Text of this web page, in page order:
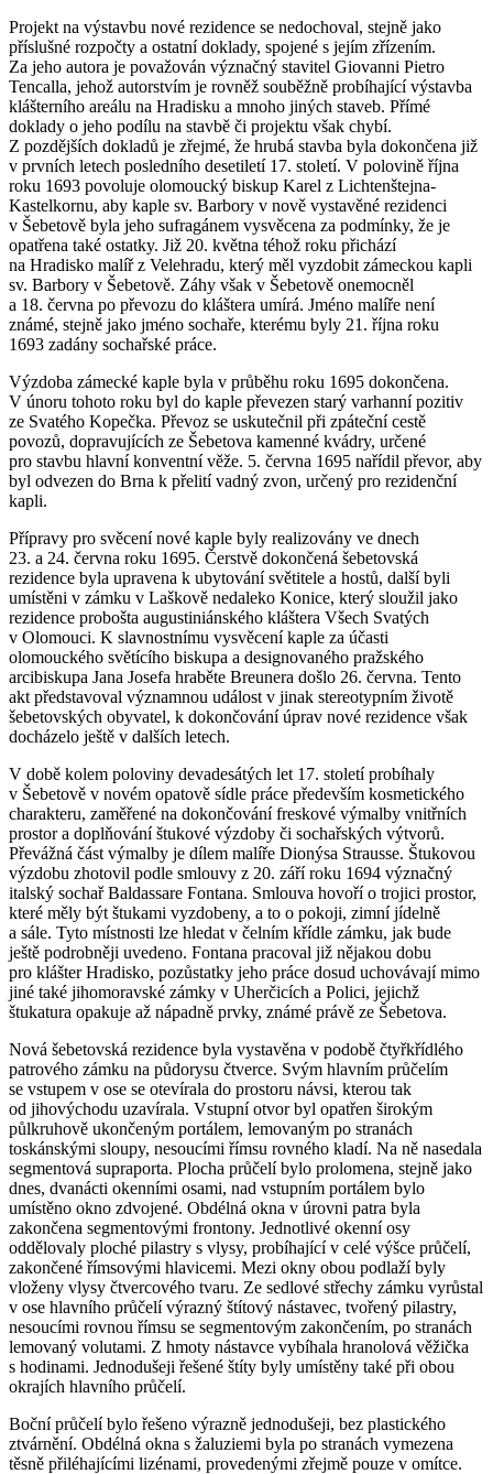
Projekt na výstavbu nové rezidence se nedochoval, stejně jako
příslušné rozpočty a ostatní doklady, spojené s jejím zřízením.
Za jeho autora je považován význačný stavitel Giovanni Pietro
Tencalla, jehož autorstvím je rovněž souběžně probíhající výstavba
klášterního areálu na Hradisku a mnoho jiných staveb. Přímé
doklady o jeho podílu na stavbě či projektu však chybí.
Z pozdějších dokladů je zřejmé, že hrubá stavba byla dokončena již
v prvních letech posledního desetiletí 17. století. V polovině října
roku 1693 povoluje olomoucký biskup Karel z Lichtenštejna-
Kastelkornu, aby kaple sv. Barbory v nově vystavěné rezidenci
v Šebetově byla jeho sufragánem vysvěcena za podmínky, že je
opatřena také ostatky. Již 20. května téhož roku přichází
na Hradisko malíř z Velehradu, který měl vyzdobit zámeckou kapli
sv. Barbory v Šebetově. Záhy však v Šebetově onemocněl
a 18. června po převozu do kláštera umírá. Jméno malíře není
známé, stejně jako jméno sochaře, kterému byly 21. října roku
1693 zadány sochařské práce.
Výzdoba zámecké kaple byla v průběhu roku 1695 dokončena.
V únoru tohoto roku byl do kaple převezen starý varhanní pozitiv
ze Svatého Kopečka. Převoz se uskutečnil při zpáteční cestě
povozů, dopravujících ze Šebetova kamenné kvádry, určené
pro stavbu hlavní konventní věže. 5. června 1695 nařídil převor, aby
byl odvezen do Brna k přelití vadný zvon, určený pro rezidenční
kapli.
Přípravy pro svěcení nové kaple byly realizovány ve dnech
23. a 24. června roku 1695. Čerstvě dokončená šebetovská
rezidence byla upravena k ubytování světitele a hostů, další byli
umístěni v zámku v Laškově nedaleko Konice, který sloužil jako
rezidence probošta augustiniánského kláštera Všech Svatých
v Olomouci. K slavnostnímu vysvěcení kaple za účasti
olomouckého světícího biskupa a designovaného pražského
arcibiskupa Jana Josefa hraběte Breunera došlo 26. června. Tento
akt představoval významnou událost v jinak stereotypním životě
šebetovských obyvatel, k dokončování úprav nové rezidence však
docházelo ještě v dalších letech.
V době kolem poloviny devadesátých let 17. století probíhaly
v Šebetově v novém opatově sídle práce především kosmetického
charakteru, zaměřené na dokončování freskové výmalby vnitřních
prostor a doplňování štukové výzdoby či sochařských výtvorů.
Převážná část výmalby je dílem malíře Dionýsa Strausse. Štukovou
výzdobu zhotovil podle smlouvy z 20. září roku 1694 význačný
italský sochař Baldassare Fontana. Smlouva hovoří o trojici prostor,
které měly být štukami vyzdobeny, a to o pokoji, zimní jídelně
a sále. Tyto místnosti lze hledat v čelním křídle zámku, jak bude
ještě podrobněji uvedeno. Fontana pracoval již nějakou dobu
pro klášter Hradisko, pozůstatky jeho práce dosud uchovávají mimo
jiné také jihomoravské zámky v Uherčicích a Polici, jejichž
štukatura opakuje až nápadně prvky, známé právě ze Šebetova.
Nová šebetovská rezidence byla vystavěna v podobě čtyřkřídlého
patrového zámku na půdorysu čtverce. Svým hlavním průčelím
se vstupem v ose se otevírala do prostoru návsi, kterou tak
od jihovýchodu uzavírala. Vstupní otvor byl opatřen širokým
půlkruhově ukončeným portálem, lemovaným po stranách
toskánskými sloupy, nesoucími římsu rovného kladí. Na ně nasedala
segmentová supraporta. Plocha průčelí bylo prolomena, stejně jako
dnes, dvanácti okenními osami, nad vstupním portálem bylo
umístěno okno zdvojené. Obdélná okna v úrovni patra byla
zakončena segmentovými frontony. Jednotlivé okenní osy
oddělovaly ploché pilastry s vlysy, probíhající v celé výšce průčelí,
zakončené římsovými hlavicemi. Mezi okny obou podlaží byly
vloženy vlysy čtvercového tvaru. Ze sedlové střechy zámku vyrůstal
v ose hlavního průčelí výrazný štítový nástavec, tvořený pilastry,
nesoucími rovnou římsu se segmentovým zakončením, po stranách
lemovaný volutami. Z hmoty nástavce vybíhala hranolová věžička
s hodinami. Jednodušeji řešené štíty byly umístěny také při obou
okrajích hlavního průčelí.
Boční průčelí bylo řešeno výrazně jednodušeji, bez plastického
ztvárnění. Obdélná okna s žaluziemi byla po stranách vymezena
těsně přiléhajícími lizénami, provedenými zřejmě pouze v omítce.